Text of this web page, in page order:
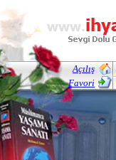
Açılış
Favori